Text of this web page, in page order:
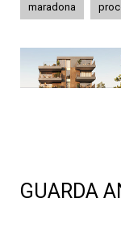
maradona
GUARDA